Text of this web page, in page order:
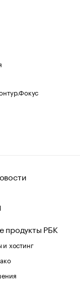
продукты РБК
хостинг